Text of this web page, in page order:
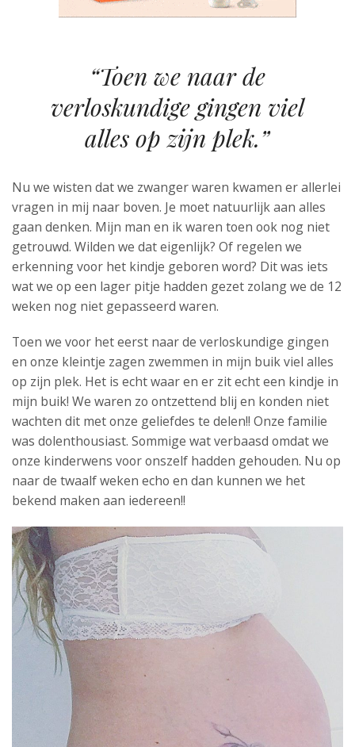
“Toen we naar de
verloskundige gingen viel
alles op zijn plek.”
Nu we wisten dat we zwanger waren kwamen er allerlei
vragen in mij naar boven. Je moet natuurlijk aan alles
gaan denken. Mijn man en ik waren toen ook nog niet
getrouwd. Wilden we dat eigenlijk? Of regelen we
erkenning voor het kindje geboren word? Dit was iets
wat we op een lager pitje hadden gezet zolang we de 12
weken nog niet gepasseerd waren.
Toen we voor het eerst naar de verloskundige gingen
en onze kleintje zagen zwemmen in mijn buik viel alles
op zijn plek. Het is echt waar en er zit echt een kindje in
mijn buik! We waren zo ontzettend blij en konden niet
wachten dit met onze geliefdes te delen!! Onze familie
was dolenthousiast. Sommige wat verbaasd omdat we
onze kinderwens voor onszelf hadden gehouden. Nu op
naar de twaalf weken echo en dan kunnen we het
bekend maken aan iedereen!!